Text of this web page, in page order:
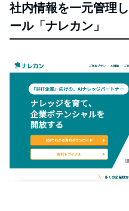
社内情報を一元管理
ール「ナレカン」